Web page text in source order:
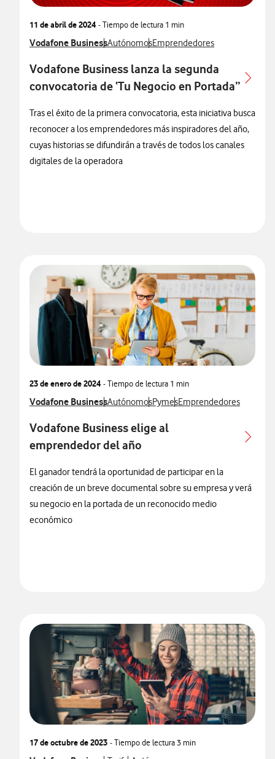
11 de abril de 2024 - Tiempo de lectura 1 min
Ver más notas de prensa relacionados con
Vodafone BusinessVer más notas de prensa relacionados con
AutónomosVer más notas de prensa
Emprendedores
Vodafone Business lanza la segunda
convocatoria de ‘Tu Negocio en Portada”
Tras el éxito de la primera convocatoria, esta iniciativa busca
reconocer a los emprendedores más inspiradores del año,
cuyas historias se difundirán a través de todos los canales
digitales de la operadora
23 de enero de 2024 - Tiempo de lectura 1 min
Ver más notas de prensa relacionados con
Vodafone BusinessVer más notas de prensa relacionados con
AutónomosVer más notas de prensa
PymesVer más notas de prensa
Emprendedores
Vodafone Business elige al
emprendedor del año
El ganador tendrá la oportunidad de participar en la
creación de un breve documental sobre su empresa y verá
su negocio en la portada de un reconocido medio
económico
17 de octubre de 2023 - Tiempo de lectura3 min